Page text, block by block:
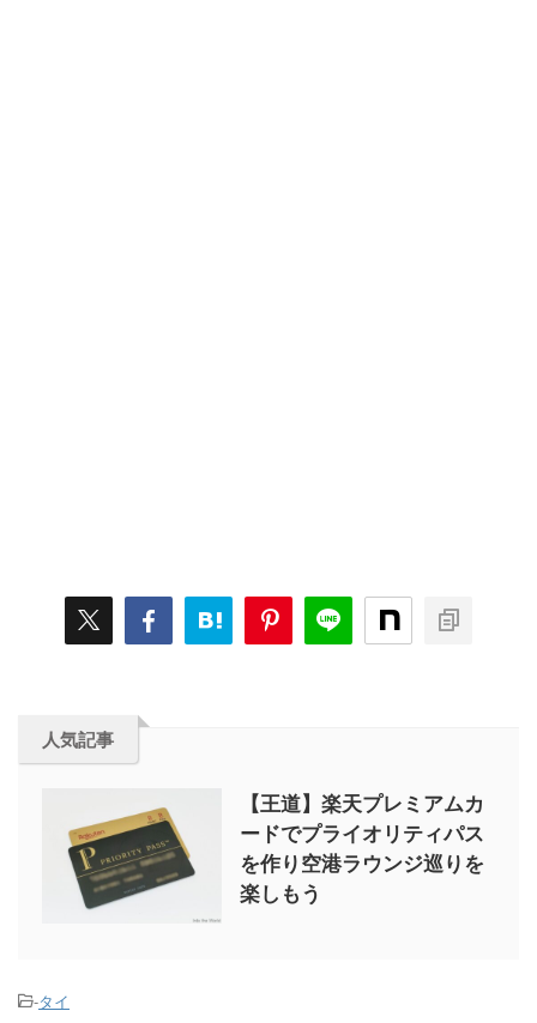
人気記事
【王道】楽天プレミアムカ
ードでプライオリティパス
を作り空港ラウンジ巡りを
楽しもう
-タイ